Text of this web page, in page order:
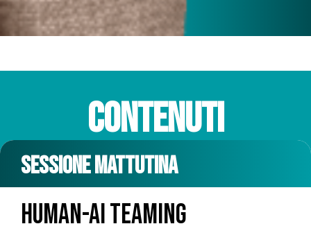
CONTENUTI
SESSIONE MATTUTINA
Human-AI teaming